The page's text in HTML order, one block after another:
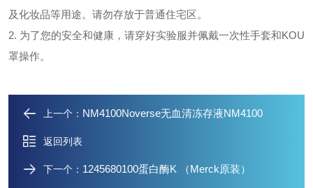
及化妆品等用途。请勿存放于普通住宅区。
2. 为了您的安全和健康，请穿好实验服并佩戴一次性手套和KOU
罩操作。
上一个： NM4100Noverse无血清冻存液NM4100
返回列表
下一个： 1245680100蛋白酶K （Merck原装）